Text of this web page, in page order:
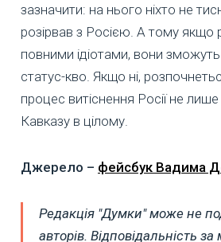
зазначити: на нього ніхто не
розірвав з Росією. А тому якщо
повними ідіотами, вони зможуть
статус-кво. Якщо ні,
процес витіснення Росії не лише
Кавказу в цілому.
Джерело – фейсбук Вадима
Редакція "Думки" може не
авторів. Відповідальність за